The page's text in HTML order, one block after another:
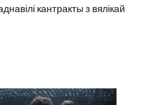
кантракты з вялікай